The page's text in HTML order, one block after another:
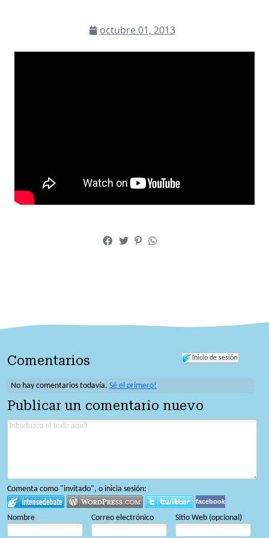
octubre 01, 2013
Inicio de sesión
Comentarios
No hay comentarios todavía.Sé el primero!
Publicar un comentario nuevo
Comenta como "invitado", o inicia sesión:
facebook
Nombre Correo electrónico Sitio Web (opcional)